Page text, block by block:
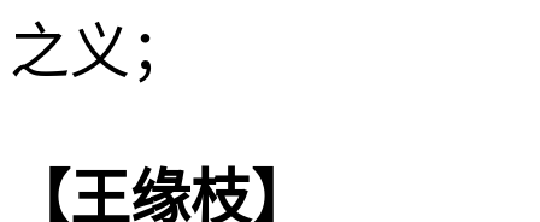
之义；
【王缘枝】